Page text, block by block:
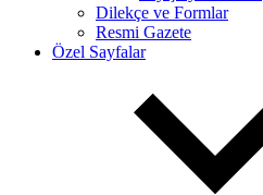
Dilekçe ve Formlar
Resmi Gazete
Özel Sayfalar